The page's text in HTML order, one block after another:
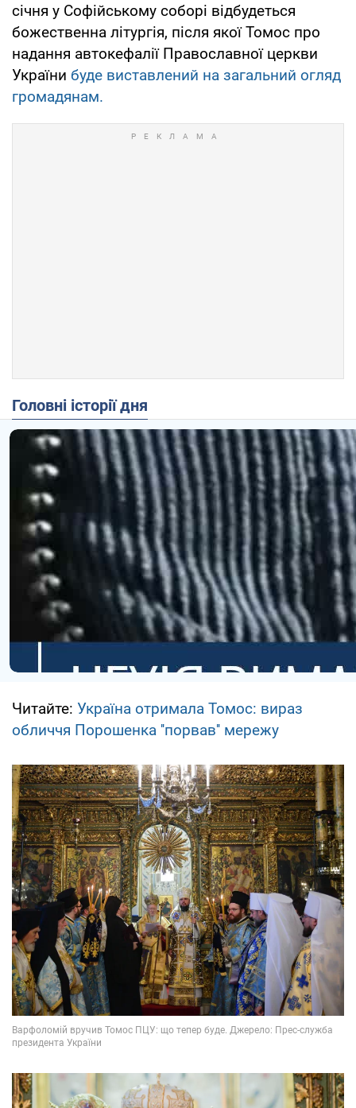
січня у Софійському соборі відбудеться
божественна літургія, після якої Томос про
надання автокефалії Православної церкви
України буде виставлений на загальний огляд
громадянам.
Головні історії дня
Читайте: Україна отримала Томос: вираз
обличчя Порошенка ''порвав'' мережу